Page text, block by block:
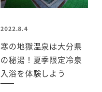
2022.8.4
寒の地獄温泉は大分県
の秘湯！夏季限定冷泉
入浴を体験しよう